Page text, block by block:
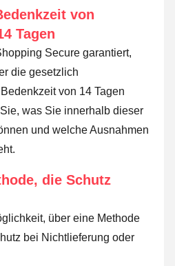
von
Tagen
Secure garantiert,
die gesetzlich
von 14 Tagen
was Sie innerhalb dieser
und welche Ausnahmen
.
die Schutz
über eine Methode
bei Nichtlieferung oder